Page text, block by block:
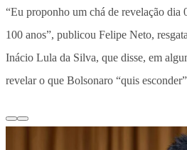
“Eu proponho um chá de revelação dia
100 anos”, publicou Felipe Neto,
Inácio Lula da Silva, que disse, em
revelar o que Bolsonaro “quis